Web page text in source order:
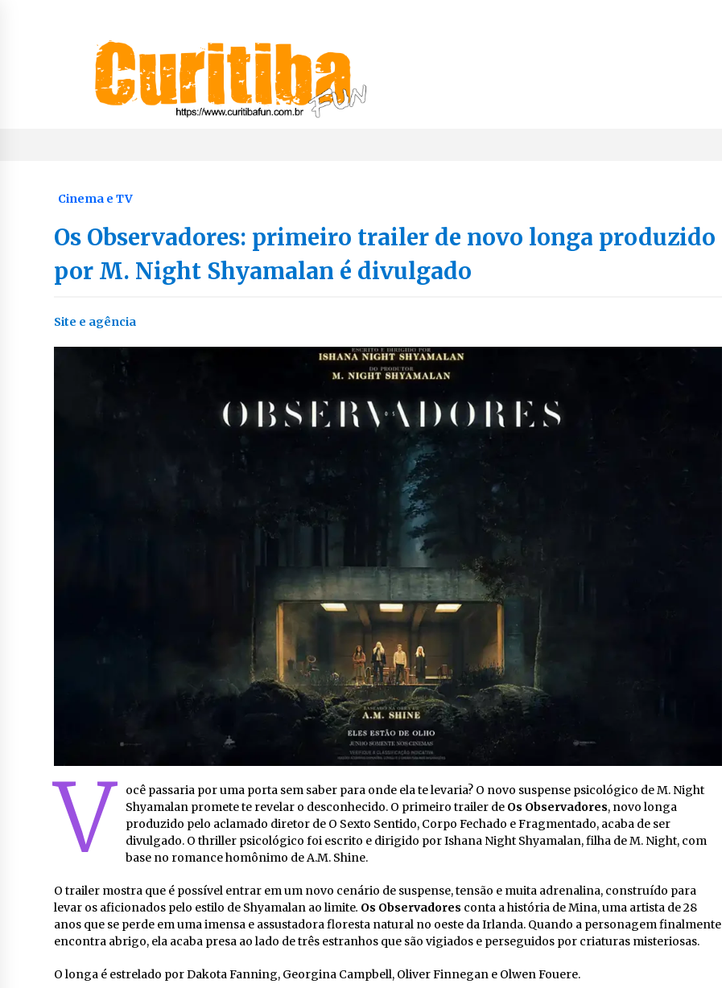
Cinema e TV
Os Observadores: primeiro trailer de novo longa produzido
por M. Night Shyamalan é divulgado
Site e agência
V
ocê passaria por uma porta sem saber para onde ela te levaria? O novo suspense psicológico de M. Night
Shyamalan promete te revelar o desconhecido. O primeiro trailer de Os Observadores, novo longa
produzido pelo aclamado diretor de O Sexto Sentido, Corpo Fechado e Fragmentado, acaba de ser
divulgado. O thriller psicológico foi escrito e dirigido por Ishana Night Shyamalan, filha de M. Night, com
base no romance homônimo de A.M. Shine.
O trailer mostra que é possível entrar em um novo cenário de suspense, tensão e muita adrenalina, construído para
levar os aficionados pelo estilo de Shyamalan ao limite. Os Observadores conta a história de Mina, uma artista de 28
anos que se perde em uma imensa e assustadora floresta natural no oeste da Irlanda. Quando a personagem finalmente
encontra abrigo, ela acaba presa ao lado de três estranhos que são vigiados e perseguidos por criaturas misteriosas.
O longa é estrelado por Dakota Fanning, Georgina Campbell, Oliver Finnegan e Olwen Fouere.